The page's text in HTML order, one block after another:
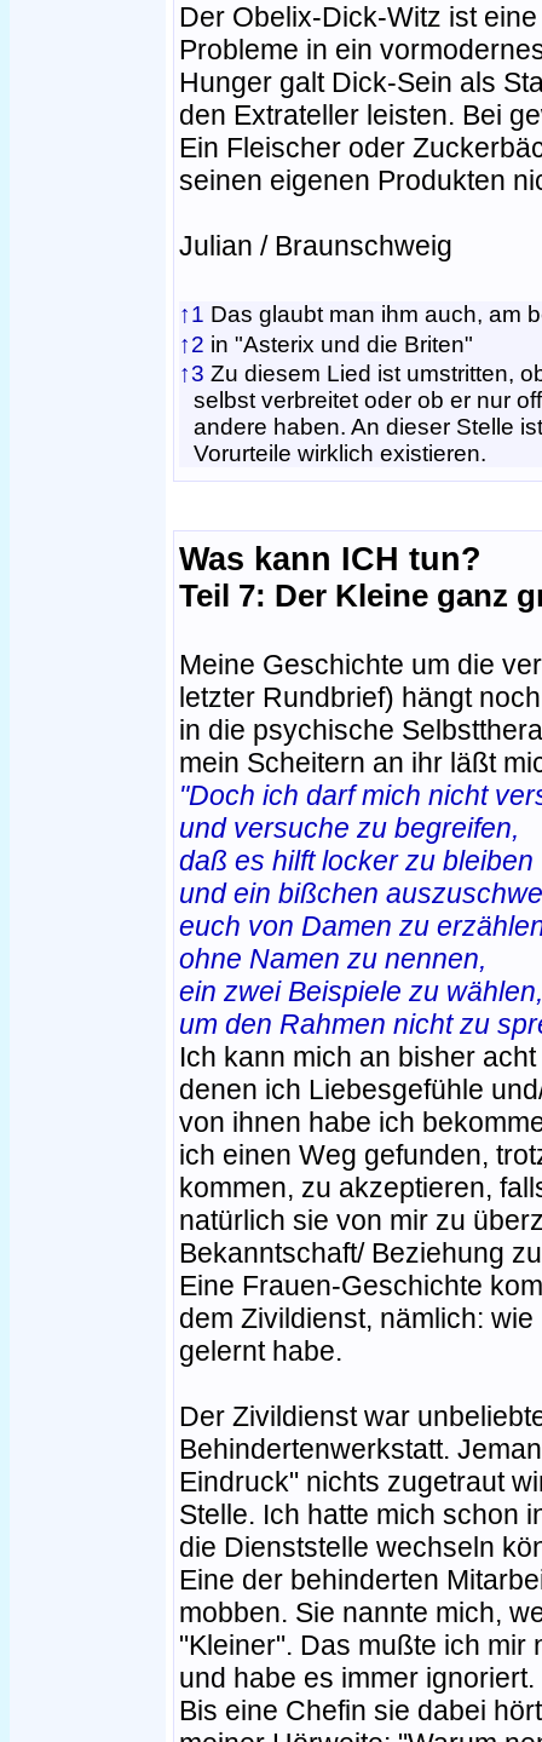
Der Obelix-Dick-Witz ist
Probleme in ein
Hunger galt Dick-Sein als
den Extrateller leisten. Bei
Ein Fleischer oder
seinen eigenen Produkten
Julian / Braunschweig
↑1 Das glaubt man ihm auch, am
↑2 in "Asterix und die Briten"
↑3 Zu diesem Lied ist umstritten,
selbst verbreitet oder ob er nur
andere haben. An dieser Stelle
Vorurteile wirklich existieren.
Was kann ICH tun?
Teil 7: Der Kleine ganz
Meine Geschichte um die
letzter Rundbrief) hängt
in die psychische
mein Scheitern an ihr läßt
"Doch ich darf mich nicht
und versuche zu begreifen,
daß es hilft locker zu bleiben
und ein bißchen
euch von Damen zu
ohne Namen zu nennen,
ein zwei Beispiele zu wählen,
um den Rahmen nicht zu
Ich kann mich an bisher
denen ich Liebesgefühle
von ihnen habe ich
ich einen Weg gefunden,
kommen, zu akzeptieren,
natürlich sie von mir zu
Bekanntschaft/ Beziehung
Eine Frauen-Geschichte
dem Zivildienst, nämlich:
gelernt habe.
Der Zivildienst war
Behindertenwerkstatt.
Eindruck" nichts zugetraut
Stelle. Ich hatte mich schon
die Dienststelle wechseln
Eine der behinderten
mobben. Sie nannte mich,
"Kleiner". Das mußte ich mir
und habe es immer ignoriert.
Bis eine Chefin sie dabei